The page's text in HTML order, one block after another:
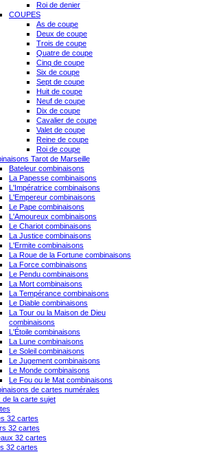
Roi de denier
COUPES
As de coupe
Deux de coupe
Trois de coupe
Quatre de coupe
Cinq de coupe
Six de coupe
Sept de coupe
Huit de coupe
Neuf de coupe
Dix de coupe
Cavalier de coupe
Valet de coupe
Reine de coupe
Roi de coupe
Tarot de Marseille
Bateleur combinaisons
La Papesse combinaisons
L'Impératrice combinaisons
L'Empereur combinaisons
Le Pape combinaisons
L'Amoureux combinaisons
Le Chariot combinaisons
La Justice combinaisons
L'Ermite combinaisons
La Roue de la Fortune combinaisons
La Force combinaisons
Le Pendu combinaisons
La Mort combinaisons
La Tempérance combinaisons
Le Diable combinaisons
La Tour ou la Maison de Dieu
combinaisons
L'Étoile combinaisons
La Lune combinaisons
Le Soleil combinaisons
Le Jugement combinaisons
Le Monde combinaisons
Le Fou ou le Mat combinaisons
de cartes numérales
de la carte sujet
32 cartes
32 cartes
32 cartes
32 cartes